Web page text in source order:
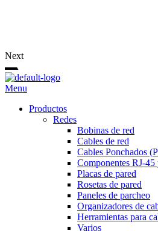
Next
Menu
Productos
Redes
Bobinas de red
Cables de red
Cables Ponchados
Componentes RJ-45
Placas de pared
Rosetas de pared
Paneles de parcheo
Organizadores de
Herramientas para
Varios